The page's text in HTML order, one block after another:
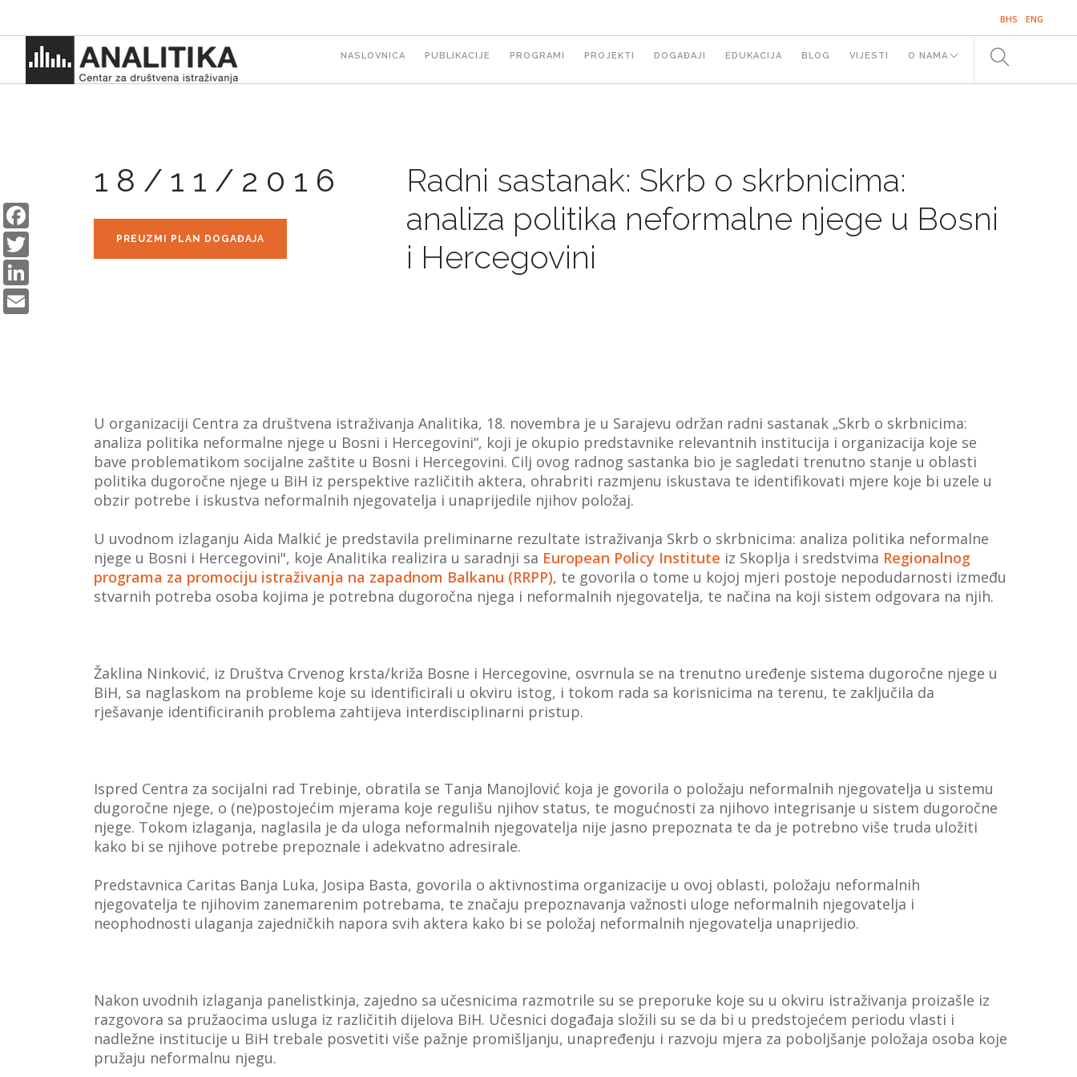
main
content
BHS ENG
Main
navigation
NASLOVNICA PUBLIKACIJE PROGRAMI PROJEKTI DOGAĐAJI EDUKACIJA BLOG VIJESTI O NAMA
18/11/2016
PREUZMI PLAN DOGAĐAJA
Radni sastanak: Skrb o skrbnicima:
analiza politika neformalne njege u Bosni
i Hercegovini
U organizaciji Centra za društvena istraživanja Analitika, 18. novembra je u Sarajevu održan radni sastanak „Skrb o skrbnicima:
analiza politika neformalne njege u Bosni i Hercegovini“, koji je okupio predstavnike relevantnih institucija i organizacija koje se
bave problematikom socijalne zaštite u Bosni i Hercegovini. Cilj ovog radnog sastanka bio je sagledati trenutno stanje u oblasti
politika dugoročne njege u BiH iz perspektive različitih aktera, ohrabriti razmjenu iskustava te identifikovati mjere koje bi uzele u
obzir potrebe i iskustva neformalnih njegovatelja i unaprijedile njihov položaj.
U uvodnom izlaganju Aida Malkić je predstavila preliminarne rezultate istraživanja Skrb o skrbnicima: analiza politika neformalne
njege u Bosni i Hercegovini", koje Analitika realizira u saradnji sa European Policy Institute iz Skoplja i sredstvima Regionalnog
programa za promociju istraživanja na zapadnom Balkanu (RRPP), te govorila o tome u kojoj mjeri postoje nepodudarnosti između
stvarnih potreba osoba kojima je potrebna dugoročna njega i neformalnih njegovatelja, te načina na koji sistem odgovara na njih.
Žaklina Ninković, iz Društva Crvenog krsta/križa Bosne i Hercegovine, osvrnula se na trenutno uređenje sistema dugoročne njege u
BiH, sa naglaskom na probleme koje su identificirali u okviru istog, i tokom rada sa korisnicima na terenu, te zaključila da
rješavanje identificiranih problema zahtijeva interdisciplinarni pristup.
Ispred Centra za socijalni rad Trebinje, obratila se Tanja Manojlović koja je govorila o položaju neformalnih njegovatelja u sistemu
dugoročne njege, o (ne)postojećim mjerama koje regulišu njihov status, te mogućnosti za njihovo integrisanje u sistem dugoročne
njege. Tokom izlaganja, naglasila je da uloga neformalnih njegovatelja nije jasno prepoznata te da je potrebno više truda uložiti
kako bi se njihove potrebe prepoznale i adekvatno adresirale.
Predstavnica Caritas Banja Luka, Josipa Basta, govorila o aktivnostima organizacije u ovoj oblasti, položaju neformalnih
njegovatelja te njihovim zanemarenim potrebama, te značaju prepoznavanja važnosti uloge neformalnih njegovatelja i
neophodnosti ulaganja zajedničkih napora svih aktera kako bi se položaj neformalnih njegovatelja unaprijedio.
Nakon uvodnih izlaganja panelistkinja, zajedno sa učesnicima razmotrile su se preporuke koje su u okviru istraživanja proizašle iz
razgovora sa pružaocima usluga iz različitih dijelova BiH. Učesnici događaja složili su se da bi u predstojećem periodu vlasti i
nadležne institucije u BiH trebale posvetiti više pažnje promišljanju, unapređenju i razvoju mjera za poboljšanje položaja osoba koje
pružaju neformalnu njegu.
Facebook
LinkedIn